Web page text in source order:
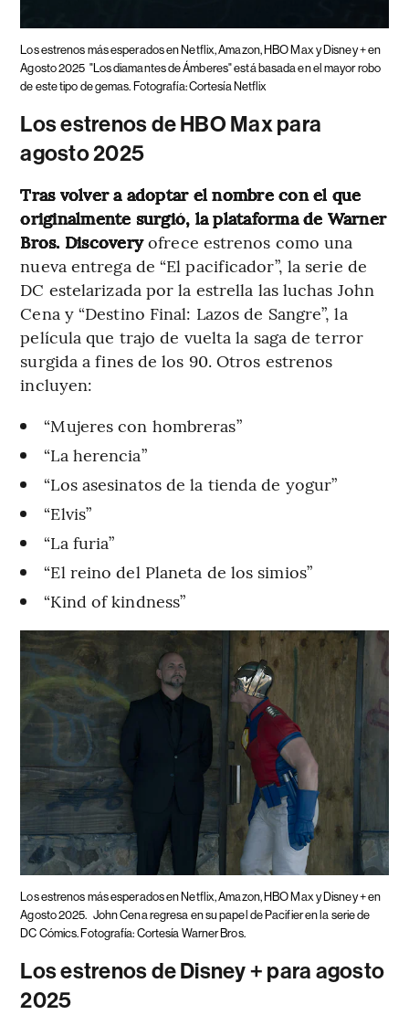
Los estrenos más esperados en Netflix, Amazon, HBO Max y Disney + en
Agosto 2025 "Los diamantes de Ámberes" está basada en el mayor robo
de este tipo de gemas. Fotografía: Cortesía Netflix
Los estrenos de HBO Max para
agosto 2025
Tras volver a adoptar el nombre con el que
originalmente surgió, la plataforma de Warner
Bros. Discoveryofrece estrenos como una
nueva entrega de “El pacificador”, la serie de
DC estelarizada por la estrella las luchas John
Cena y “Destino Final: Lazos de Sangre”, la
película que trajo de vuelta la saga de terror
surgida a fines de los 90. Otros estrenos
incluyen:
“Mujeres con hombreras”
“La herencia”
“Los asesinatos de la tienda de yogur”
“Elvis”
“La furia”
“El reino del Planeta de los simios”
“Kind of kindness”
Los estrenos más esperados en Netflix, Amazon, HBO Max y Disney + en
Agosto 2025. John Cena regresa en su papel de Pacifier en la serie de
DC Cómics. Fotografía: Cortesía Warner Bros.
Los estrenos de Disney + para agosto
2025